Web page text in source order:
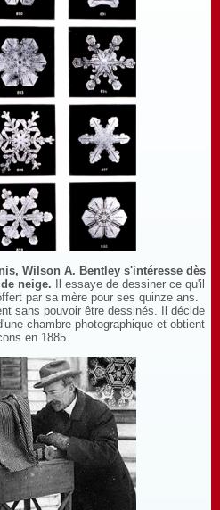
Wilson A. Bentley s'intéresse dès
neige. Il essaye de dessiner ce qu'il
par sa mère pour ses quinze ans.
sans pouvoir être dessinés. Il décide
chambre photographique et obtient
en 1885.